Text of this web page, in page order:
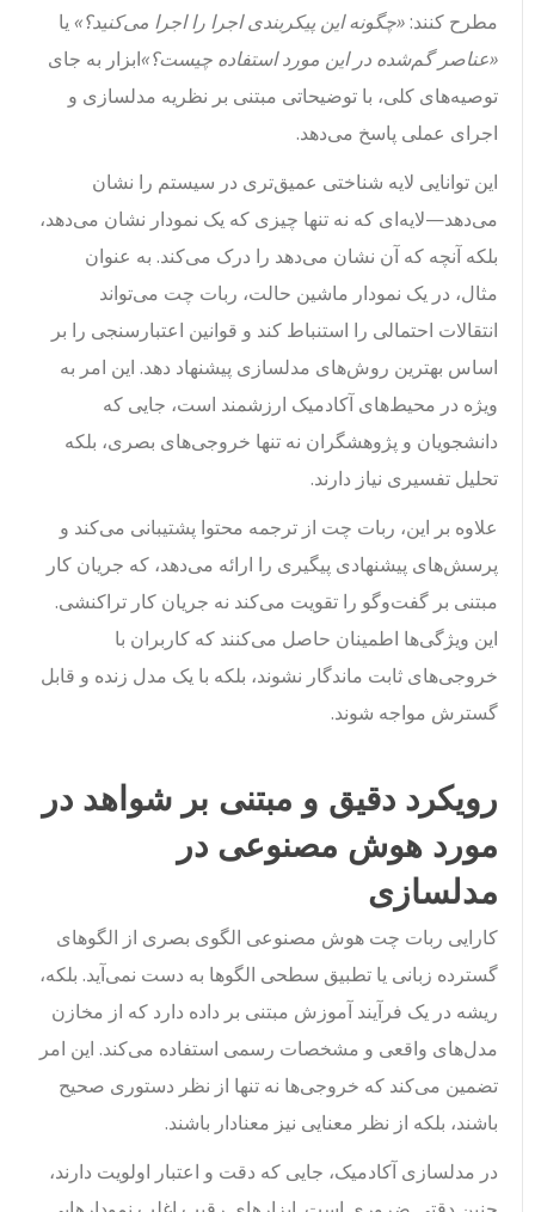
مطرح کنند:«چگونه این پیکربندی اجرا را اجرا می‌کنید؟»یا
«عناصر گم‌شده در این مورد استفاده چیست؟»ابزار به جای
توصیه‌های کلی، با توضیحاتی مبتنی بر نظریه مدلسازی و
اجرای عملی پاسخ می‌دهد.
این توانایی لایه شناختی عمیق‌تری در سیستم را نشان
می‌دهد—لایه‌ای که نه تنها چیزی که یک نمودار نشان می‌دهد،
بلکه آنچه که آن نشان می‌دهد را درک می‌کند. به عنوان
مثال، در یک نمودار ماشین حالت، ربات چت می‌تواند
انتقالات احتمالی را استنباط کند و قوانین اعتبارسنجی را بر
اساس بهترین روش‌های مدلسازی پیشنهاد دهد. این امر به
ویژه در محیط‌های آکادمیک ارزشمند است، جایی که
دانشجویان و پژوهشگران نه تنها خروجی‌های بصری، بلکه
تحلیل تفسیری نیاز دارند.
علاوه بر این، ربات چت از ترجمه محتوا پشتیبانی می‌کند و
پرسش‌های پیشنهادی پیگیری را ارائه می‌دهد، که جریان کار
مبتنی بر گفت‌وگو را تقویت می‌کند نه جریان کار تراکنشی.
این ویژگی‌ها اطمینان حاصل می‌کنند که کاربران با
خروجی‌های ثابت ماندگار نشوند، بلکه با یک مدل زنده و قابل
گسترش مواجه شوند.
رویکرد دقیق و مبتنی بر شواهد در
مورد هوش مصنوعی در
مدلسازی
کارایی ربات چت هوش مصنوعی الگوی بصری از الگوهای
گسترده زبانی یا تطبیق سطحی الگوها به دست نمی‌آید. بلکه،
ریشه در یک فرآیند آموزش مبتنی بر داده دارد که از مخازن
مدل‌های واقعی و مشخصات رسمی استفاده می‌کند. این امر
تضمین می‌کند که خروجی‌ها نه تنها از نظر دستوری صحیح
باشند، بلکه از نظر معنایی نیز معنادار باشند.
در مدلسازی آکادمیک، جایی که دقت و اعتبار اولویت دارند،